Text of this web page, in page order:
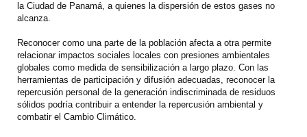
la Ciudad de Panamá, a quienes la dispersión de estos gases no
alcanza.
Reconocer como una parte de la población afecta a otra permite
relacionar impactos sociales locales con presiones ambientales
globales como medida de sensibilización a largo plazo. Con las
herramientas de participación y difusión adecuadas, reconocer la
repercusión personal de la generación indiscriminada de residuos
sólidos podría contribuir a entender la repercusión ambiental y
combatir el Cambio Climático.